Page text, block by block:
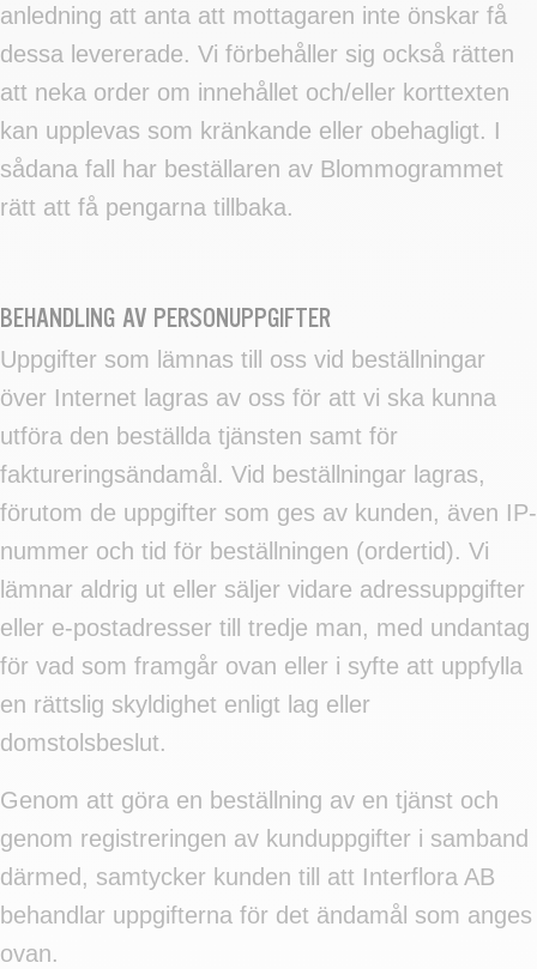
anledning att anta att mottagaren inte önskar få
dessa levererade. Vi förbehåller sig också rätten
att neka order om innehållet och/eller korttexten
kan upplevas som kränkande eller obehagligt. I
sådana fall har beställaren av Blommogrammet
rätt att få pengarna tillbaka.
BEHANDLING AV PERSONUPPGIFTER
Uppgifter som lämnas till oss vid beställningar
över Internet lagras av oss för att vi ska kunna
utföra den beställda tjänsten samt för
faktureringsändamål. Vid beställningar lagras,
förutom de uppgifter som ges av kunden, även IP-
nummer och tid för beställningen (ordertid). Vi
lämnar aldrig ut eller säljer vidare adressuppgifter
eller e-postadresser till tredje man, med undantag
för vad som framgår ovan eller i syfte att uppfylla
en rättslig skyldighet enligt lag eller
domstolsbeslut.
Genom att göra en beställning av en tjänst och
genom registreringen av kunduppgifter i samband
därmed, samtycker kunden till att Interflora AB
behandlar uppgifterna för det ändamål som anges
ovan.